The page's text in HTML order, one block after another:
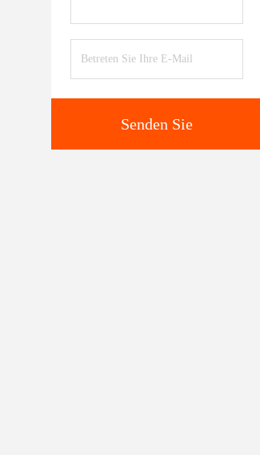
Senden Sie